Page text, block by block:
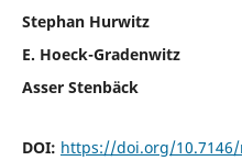
Stephan Hurwitz
E. Hoeck-Gradenwitz
Asser Stenbäck
DOI: https://doi.org/10.7146/